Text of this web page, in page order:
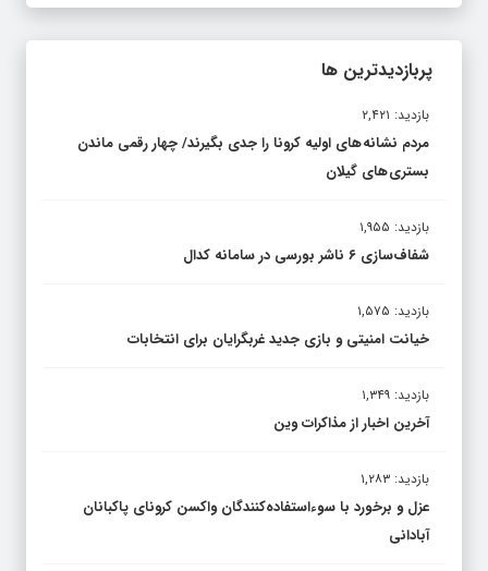
پربازدیدترین ها
بازدید: ۲,۴۲۱
مردم نشانه های اولیه کرونا را جدی بگیرند/ چهار رقمی ماندن
بستری های گیلان
شفاف‌سازی ۶ ناشر بورسی در سامانه کدال
خیانت امنیتی و بازی جدید غربگرایان برای انتخابات
آخرین اخبار از مذاکرات وین
عزل و برخورد با سوءاستفاده‌کنندگان واکسن کرونای پاکبانان
آبادانی